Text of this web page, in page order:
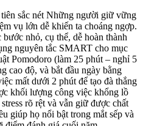
sắc nét Những người giữ vững
vụ lớn dễ khiến ta choáng ngợp.
nhỏ, cụ thể, dễ hoàn thành
nguyên tắc SMART cho mục
Pomodoro (làm 25 phút – nghỉ 5
cao độ, và bắt đầu ngày bằng
mất dưới 2 phút để tạo đà thắng
khối lượng công việc khổng lồ
rõ rệt và vẫn giữ được chất
giúp họ nổi bật trong mắt sếp và